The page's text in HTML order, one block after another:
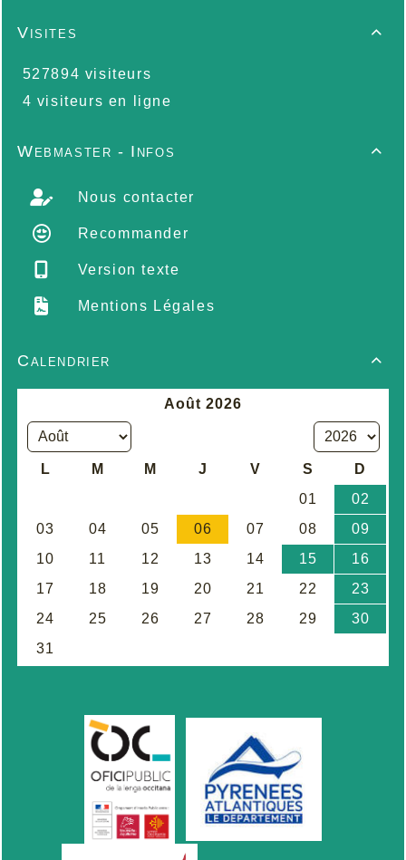

Visites
527894 visiteurs
4 visiteurs en ligne

Webmaster - Infos
Nous contacter
Recommander
Version texte
Mentions Légales

Calendrier